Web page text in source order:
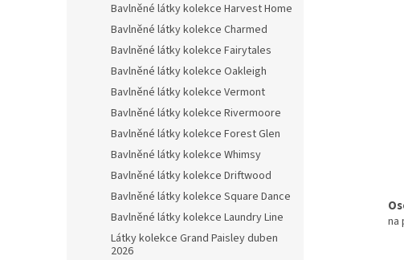
Bavlněné látky kolekce Harvest Home
Bavlněné látky kolekce Charmed
Bavlněné látky kolekce Fairytales
Bavlněné látky kolekce Oakleigh
Bavlněné látky kolekce Vermont
Bavlněné látky kolekce Rivermoore
Bavlněné látky kolekce Forest Glen
Bavlněné látky kolekce Whimsy
Bavlněné látky kolekce Driftwood
Bavlněné látky kolekce Square Dance
Bavlněné látky kolekce Laundry Line
Látky kolekce Grand Paisley duben
2026
na